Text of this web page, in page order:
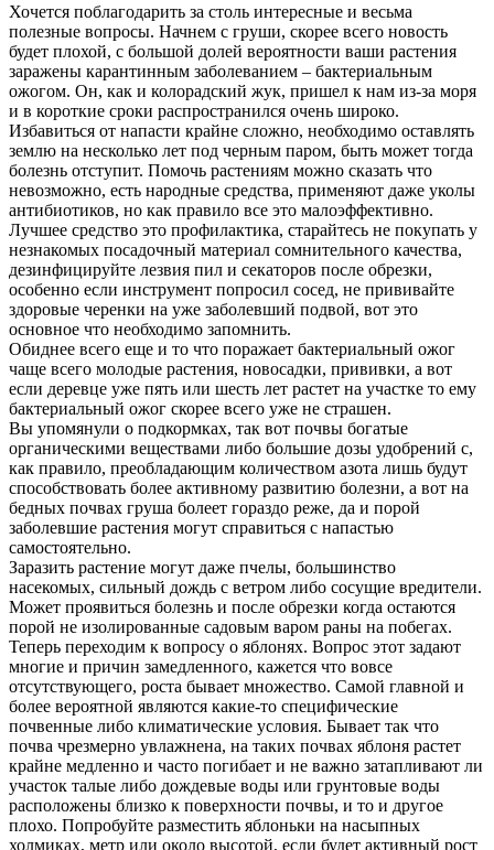
Хочется поблагодарить за столь интересные и весьма
полезные вопросы. Начнем с груши, скорее всего новость
будет плохой, с большой долей вероятности ваши растения
заражены карантинным заболеванием – бактериальным
ожогом. Он, как и колорадский жук, пришел к нам из-за моря
и в короткие сроки распространился очень широко.
Избавиться от напасти крайне сложно, необходимо оставлять
землю на несколько лет под черным паром, быть может тогда
болезнь отступит. Помочь растениям можно сказать что
невозможно, есть народные средства, применяют даже уколы
антибиотиков, но как правило все это малоэффективно.
Лучшее средство это профилактика, старайтесь не покупать у
незнакомых посадочный материал сомнительного качества,
дезинфицируйте лезвия пил и секаторов после обрезки,
особенно если инструмент попросил сосед, не прививайте
здоровые черенки на уже заболевший подвой, вот это
основное что необходимо запомнить.
Обиднее всего еще и то что поражает бактериальный ожог
чаще всего молодые растения, новосадки, прививки, а вот
если деревце уже пять или шесть лет растет на участке то ему
бактериальный ожог скорее всего уже не страшен.
Вы упомянули о подкормках, так вот почвы богатые
органическими веществами либо большие дозы удобрений с,
как правило, преобладающим количеством азота лишь будут
способствовать более активному развитию болезни, а вот на
бедных почвах груша болеет гораздо реже, да и порой
заболевшие растения могут справиться с напастью
самостоятельно.
Заразить растение могут даже пчелы, большинство
насекомых, сильный дождь с ветром либо сосущие вредители.
Может проявиться болезнь и после обрезки когда остаются
порой не изолированные садовым варом раны на побегах.
Теперь переходим к вопросу о яблонях. Вопрос этот задают
многие и причин замедленного, кажется что вовсе
отсутствующего, роста бывает множество. Самой главной и
более вероятной являются какие-то специфические
почвенные либо климатические условия. Бывает так что
почва чрезмерно увлажнена, на таких почвах яблоня растет
крайне медленно и часто погибает и не важно затапливают ли
участок талые либо дождевые воды или грунтовые воды
расположены близко к поверхности почвы, и то и другое
плохо. Попробуйте разместить яблоньки на насыпных
холмиках, метр или около высотой, если будет активный рост